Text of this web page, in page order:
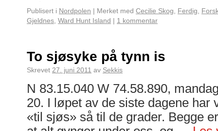
Publisert i Nordpolen | Merket med Cecilie Skog Ferdig
Gjeldnes Ward Hunt Island | 1 kommentar
To sjøsyke på tynn is
Skrevet 27. juni 2011 av Sekkis
N 83.15.040 W 74.58.890,
20. I løpet av de siste dagene har
«til sjøs» så til de grader. Begge